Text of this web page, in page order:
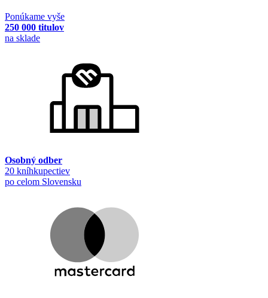
Ponúkame vyše
250 000 titulov
na sklade
Osobný odber
20 kníhkupectiev
po celom Slovensku